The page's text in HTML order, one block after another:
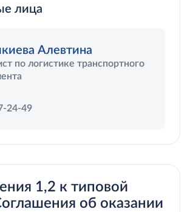
лица
Алевтина
по логистике транспортного
24-49
1,2 к типовой
об оказании